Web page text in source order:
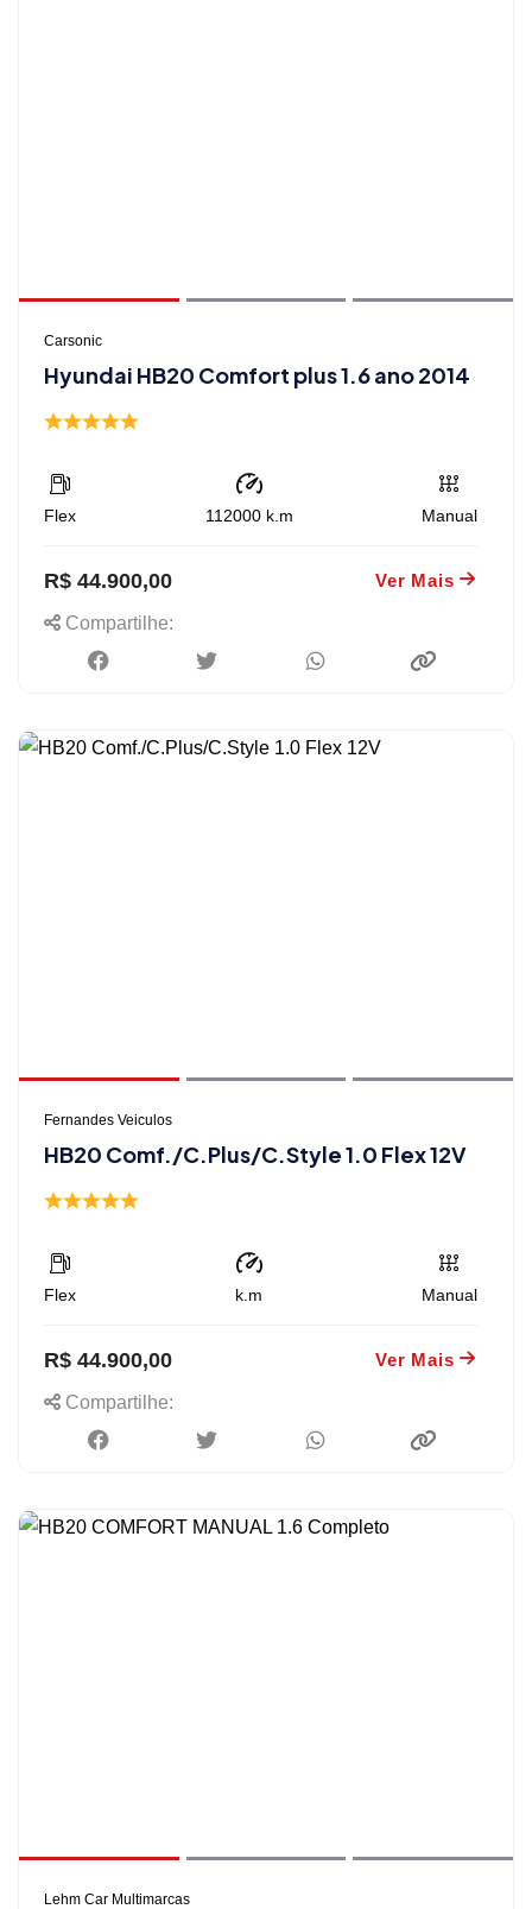
Carsonic
Hyundai HB20 Comfort plus 1.6 ano 2014
Flex 112000k.m Manual
R$ 44.900,00 Ver Mais
Compartilhe:
Fernandes Veiculos
HB20 Comf./C.Plus/C.Style 1.0 Flex 12V
Flex k.m Manual
R$ 44.900,00 Ver Mais
Compartilhe:
Lehm Car Multimarcas